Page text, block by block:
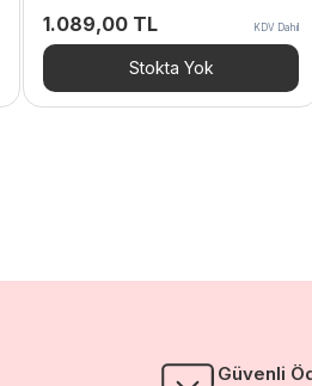
1.089,00 TL KDV Dahil
Stokta Yok
Güvenli